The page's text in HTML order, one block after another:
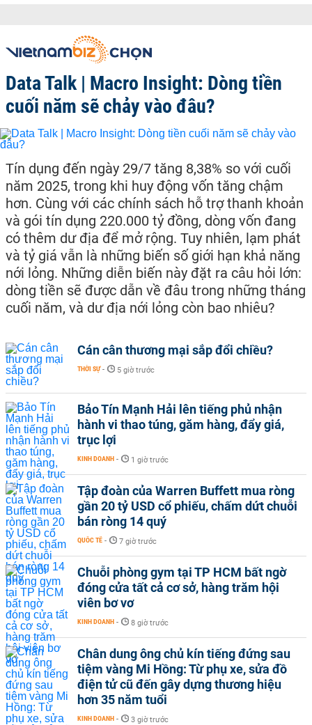
Data Talk | Macro Insight: Dòng tiền
cuối năm sẽ chảy vào đâu?
Tín dụng đến ngày 29/7 tăng 8,38% so với cuối
năm 2025, trong khi huy động vốn tăng chậm
hơn. Cùng với các chính sách hỗ trợ thanh khoản
và gói tín dụng 220.000 tỷ đồng, dòng vốn đang
có thêm dư địa để mở rộng. Tuy nhiên, lạm phát
và tỷ giá vẫn là những biến số giới hạn khả năng
nới lỏng. Những diễn biến này đặt ra câu hỏi lớn:
dòng tiền sẽ được dẫn về đâu trong những tháng
cuối năm, và dư địa nới lỏng còn bao nhiêu?
Cán cân thương mại sắp đổi chiều?
THỜI SỰ - 5 giờ trước
Bảo Tín Mạnh Hải lên tiếng phủ nhận
hành vi thao túng, găm hàng, đẩy giá,
trục lợi
KINH DOANH - 1 giờ trước
Tập đoàn của Warren Buffett mua ròng
gần 20 tỷ USD cổ phiếu, chấm dứt chuỗi
bán ròng 14 quý
QUỐC TẾ - 7 giờ trước
Chuỗi phòng gym tại TP HCM bất ngờ
đóng cửa tất cả cơ sở, hàng trăm hội
viên bơ vơ
KINH DOANH - 8 giờ trước
Chân dung ông chủ kín tiếng đứng sau
tiệm vàng Mi Hồng: Từ phụ xe, sửa đồ
điện tử cũ đến gây dựng thương hiệu
hơn 35 năm tuổi
KINH DOANH - 3 giờ trước